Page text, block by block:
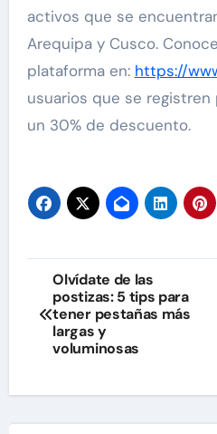
activos que se
Arequipa y Cusco.
plataforma en: https://ww
usuarios que se
un 30% de descuento.
Navegación
de
entradas
Olvídate de las
postizas: 5 tips para
tener pestañas más
largas y
voluminosas